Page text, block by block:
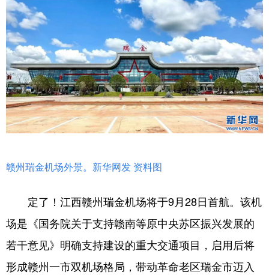
科技 量子 体育
书画 健康 军事
访谈 视频 图片 政务
法律 中央文件 金融 汽车
食品 人居 信息化 数字经济
城市 旅游 能源
公益 一带一路 亚太网 上市公司
文化产业
赣州瑞金机场外景。新华网发 资料图
定了！江西赣州瑞金机场将于9月28日首航。该机
场是《国务院关于支持赣南等原中央苏区振兴发展的
若干意见》明确支持建设的重大交通项目，启用后将
形成赣州一市双机场格局，带动革命老区瑞金市迈入